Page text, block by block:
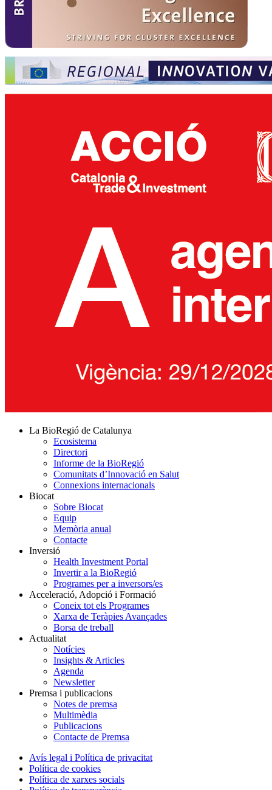
La BioRegió de Catalunya
Ecosistema
Directori
Informe de la BioRegió
Comunitats d’Innovació en Salut
Connexions internacionals
Biocat
Sobre Biocat
Equip
Memòria anual
Contacte
Inversió
Health Investment Portal
Invertir a la BioRegió
Programes per a inversors/es
Acceleració, Adopció i Formació
Coneix tot els Programes
Xarxa de Teràpies Avançades
Borsa de treball
Actualitat
Notícies
Insights & Articles
Agenda
Newsletter
Premsa i publicacions
Notes de premsa
Multimèdia
Publicacions
Contacte de Premsa
Avís legal i Política de privacitat
Política de cookies
Política de xarxes socials